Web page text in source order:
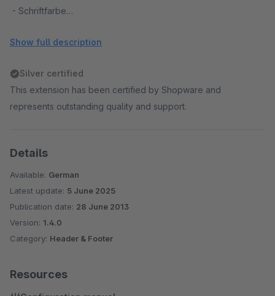
- Schriftfarbe
- Abstand vom Rand in %
- Breite / Höhe der Box (Anpassungsoption für Conexco
responsive Template)
- Umschaltpunkt für responsive = Ausblenden
Das Plugin ist für das Shopware Responsiv Theme ausgelegt.
Für andere Tempaltes sind evt. Anpassungen notwendig.
Hierfür werden HTML, CSS und Smarty-Kenntnisse benötigt.
Live demo in meinem
Show full description
Silver certified
This extension has been certified by Shopware and
represents outstanding quality and support.
Details
Available: German
Latest update: 5 June 2025
Publication date: 28 June 2013
Version: 1.4.0
Category: Header & Footer
Resources